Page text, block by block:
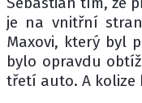
je na vnitřní
Maxovi, který byl
bylo opravdu
třetí auto. A kolize